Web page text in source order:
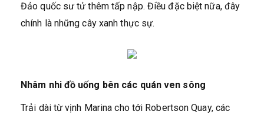
Đảo quốc sư tử thêm tấp nập. Điều đặc biệt nữa, đây
chính là những cây xanh thực sự.
Nhâm nhi đồ uống bên các quán ven sông
Trải dài từ vịnh Marina cho tới Robertson Quay, các